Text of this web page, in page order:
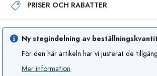
PRISER OCH RABATTER
Ny stegindelning av
För den här artikeln har vi justerat de
Mer information